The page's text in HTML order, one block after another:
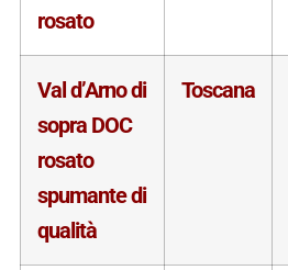
rosato
Val d’Arno di
sopra DOC
rosato
spumante di
qualità
Toscana